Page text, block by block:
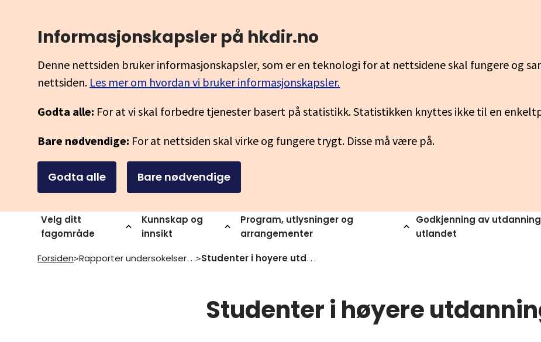
Informasjonskapsler på hkdir.no
Denne nettsiden bruker informasjonskapsler, som er en teknologi for at nettsidene skal fungere og
nettsiden. Les mer om hvordan vi bruker informasjonskapsler.
Godta alle: For at vi skal forbedre tjenester basert på statistikk. Statistikken knyttes ikke til en
Bare nødvendige: For at nettsiden skal virke og fungere trygt. Disse må være på.
Godta alle Bare nødvendige
Velg ditt
fagområde
Kunnskap og
innsikt
Program, utlysninger og
arrangementer
Godkjenning av
utlandet
Forsiden> Rapporter undersokelser og statistikk> Studenter i hoyere utdanning hvor mange studerer og hvilke utdanninger tas studentene opp pa
Studenter i høyere